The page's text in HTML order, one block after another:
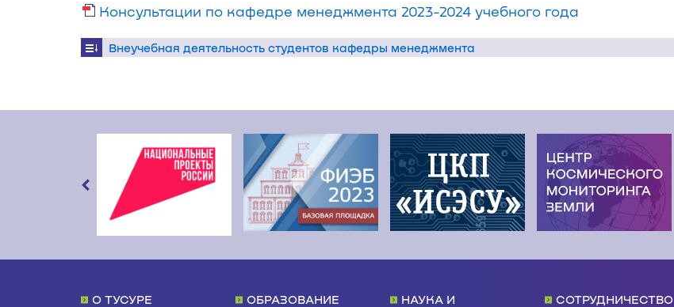
Консультации по кафедре менеджмента 2023-2024 учебного года
Внеучебная деятельность студентов кафедры менеджмента
О ТУСУРЕ ОБРАЗОВАНИЕ
НАУКА И
СОТРУДНИЧЕСТВО